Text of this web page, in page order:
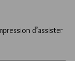
d’assister